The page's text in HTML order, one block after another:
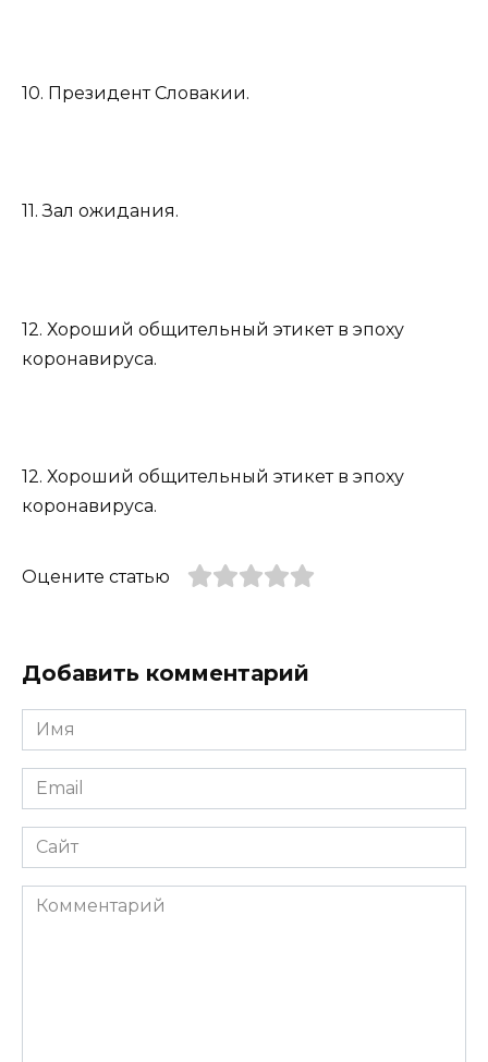
10. Президент Словакии.
11. Зал ожидания.
12. Хороший общительный этикет в эпоху
коронавируса.
12. Хороший общительный этикет в эпоху
коронавируса.
Оцените статью
Добавить комментарий
Имя
*
Email
*
Сайт
Комментарий